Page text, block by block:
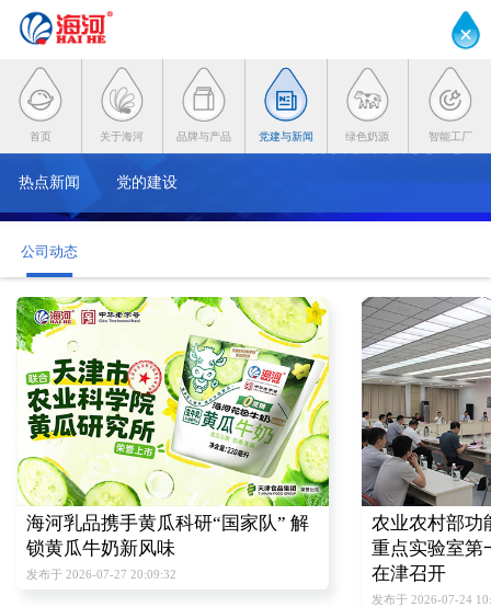
首页 关于海河 品牌与产品 党建与新闻
热点新闻 党的建设
绿色奶源 智能工厂
公司动态
海河乳品携手黄瓜科研“国家队” 解
锁黄瓜牛奶新风味
发布于 2026-07-27 20:09:32
农业农村部功
重点实验室第
在津召开
发布于 2026-07-24